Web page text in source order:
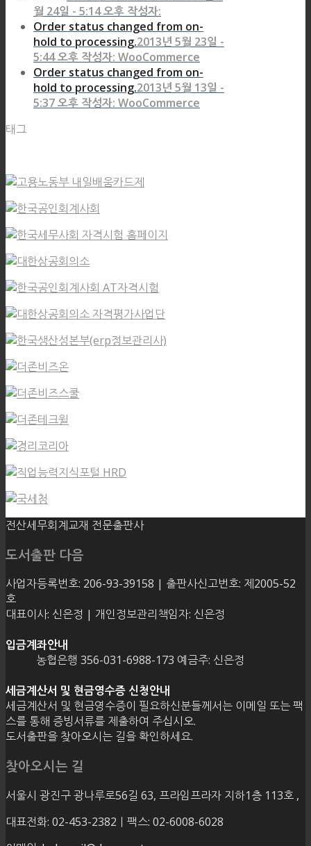
월 24일 - 5:14 오후 작성자:
Order status changed from on-
hold to processing.2013년 5월 23일 -
5:44 오후 작성자: WooCommerce
Order status changed from on-
hold to processing.2013년 5월 13일 -
5:37 오후 작성자: WooCommerce
태그
전산세무회계교재 전문출판사
도서출판 다음
사업자등록번호: 206-93-39158 | 출판사신고번호: 제2005-52
호
대표이사: 신은정 | 개인정보관리책임자: 신은정
입금계좌안내
농협은행 356-031-6988-173 예금주: 신은정
세금계산서 및 현금영수증 신청안내
세금계산서 및 현금영수증이 필요하신분들께서는 이메일 또는 팩
스를 통해 증빙서류를 제출하여 주십시오.
도서출판을 찾아오시는 길을 확인하세요.
찾아오시는 길
서울시 광진구 광나루로56길 63, 프라임프라자 지하1층 113호 ,
대표전화: 02-453-2382ㅣ팩스: 02-6008-6028